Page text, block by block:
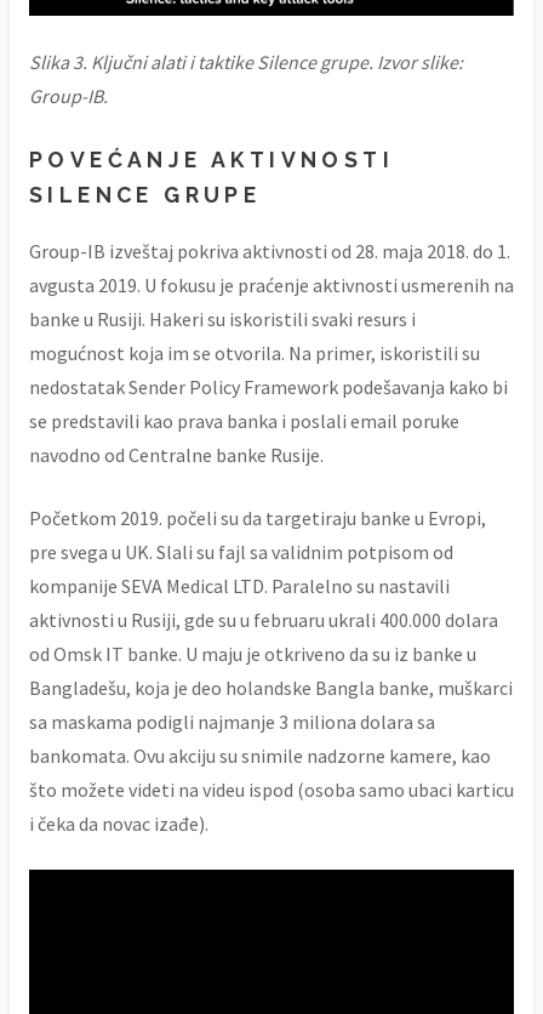
Slika 3. Ključni alati i taktike Silence grupe. Izvor slike:
Group-IB.
POVEĆANJE AKTIVNOSTI
SILENCE GRUPE
Group-IB izveštaj pokriva aktivnosti od 28. maja 2018. do 1.
avgusta 2019. U fokusu je praćenje aktivnosti usmerenih na
banke u Rusiji. Hakeri su iskoristili svaki resurs i
mogućnost koja im se otvorila. Na primer, iskoristili su
nedostatak Sender Policy Framework podešavanja kako bi
se predstavili kao prava banka i poslali email poruke
navodno od Centralne banke Rusije.
Početkom 2019. počeli su da targetiraju banke u Evropi,
pre svega u UK. Slali su fajl sa validnim potpisom od
kompanije SEVA Medical LTD. Paralelno su nastavili
aktivnosti u Rusiji, gde su u februaru ukrali 400.000 dolara
od Omsk IT banke. U maju je otkriveno da su iz banke u
Bangladešu, koja je deo holandske Bangla banke, muškarci
sa maskama podigli najmanje 3 miliona dolara sa
bankomata. Ovu akciju su snimile nadzorne kamere, kao
što možete videti na videu ispod (osoba samo ubaci karticu
i čeka da novac izađe).